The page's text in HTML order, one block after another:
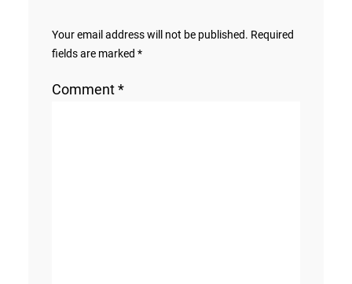
Your email address will not be published. Required
fields are marked *
Comment*